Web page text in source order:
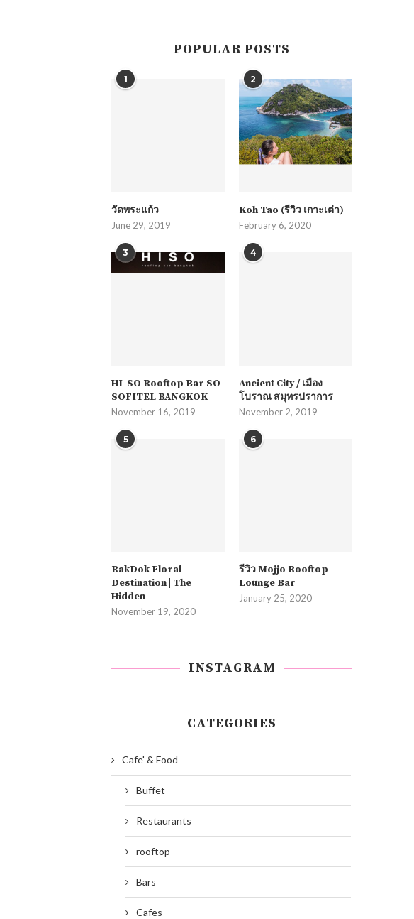
POPULAR POSTS
1
วัดพระแก้ว
June 29, 2019
2
Koh Tao (รีวิว เกาะเต่า)
February 6, 2020
3
HI-SO Rooftop Bar SO
SOFITEL BANGKOK
November 16, 2019
4
Ancient City / เมือง
โบราณ สมุทรปราการ
November 2, 2019
5
RakDok Floral
Destination | The
Hidden
November 19, 2020
6
รีวิว Mojjo Rooftop
Lounge Bar
January 25, 2020
INSTAGRAM
CATEGORIES
Cafe' & Food
Buffet
Restaurants
rooftop
Bars
Cafes